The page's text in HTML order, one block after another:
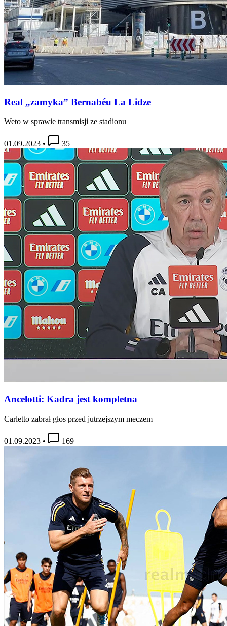
Real „zamyka” Bernabéu La Lidze
Weto w sprawie transmisji ze stadionu
01.09.2023 • 35
Ancelotti: Kadra jest kompletna
Carletto zabrał głos przed jutrzejszym meczem
01.09.2023 • 169